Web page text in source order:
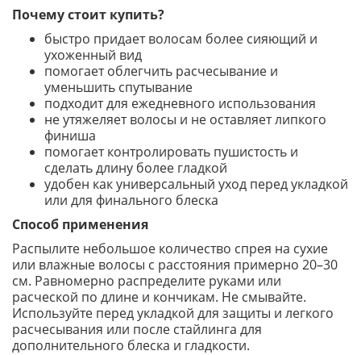
Почему стоит купить?
быстро придает волосам более сияющий и
ухоженный вид
помогает облегчить расчесывание и
уменьшить спутывание
подходит для ежедневного использования
не утяжеляет волосы и не оставляет липкого
финиша
помогает контролировать пушистость и
сделать длину более гладкой
удобен как универсальный уход перед укладкой
или для финального блеска
Способ применения
Распылите небольшое количество спрея на сухие
или влажные волосы с расстояния примерно 20–30
см. Равномерно распределите руками или
расческой по длине и кончикам. Не смывайте.
Используйте перед укладкой для защиты и легкого
расчесывания или после стайлинга для
дополнительного блеска и гладкости.